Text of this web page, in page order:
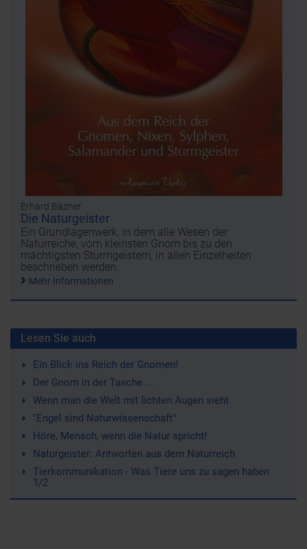
Erhard Bäzner
Die Naturgeister
Ein Grundlagenwerk, in dem alle Wesen der
Naturreiche, vom kleinsten Gnom bis zu den
mächtigsten Sturmgeistern, in allen Einzelheiten
beschrieben werden.
Mehr Informationen
Lesen Sie auch
Ein Blick ins Reich der Gnomen!
Der Gnom in der Tasche ...
Wenn man die Welt mit lichten Augen sieht
"Engel sind Naturwissenschaft"
Höre, Mensch, wenn die Natur spricht!
Naturgeister: Antworten aus dem Naturreich
Tierkommunikation - Was Tiere uns zu sagen haben
1/2